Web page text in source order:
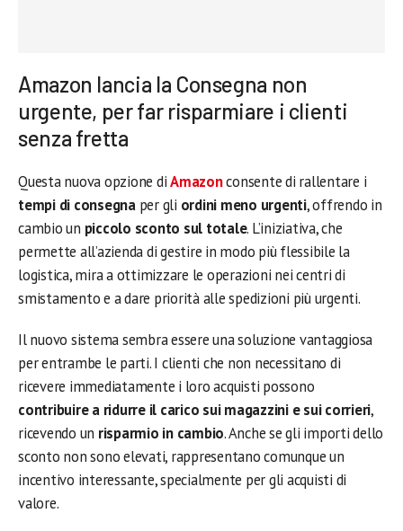
Amazon lancia la Consegna non
urgente, per far risparmiare i clienti
senza fretta
Questa nuova opzione diAmazonconsente di rallentare i
tempi di consegnaper gli ordini meno urgenti, offrendo in
cambio un piccolo sconto sul totale. L’iniziativa, che
permette all’azienda di gestire in modo più flessibile la
logistica, mira a ottimizzare le operazioni nei centri di
smistamento e a dare priorità alle spedizioni più urgenti.
Il nuovo sistema sembra essere una soluzione vantaggiosa
per entrambe le parti. I clienti che non necessitano di
ricevere immediatamente i loro acquisti possono
contribuire a ridurre il carico sui magazzini e sui corrieri,
ricevendo un risparmio in cambio. Anche se gli importi dello
sconto non sono elevati, rappresentano comunque un
incentivo interessante, specialmente per gli acquisti di
valore.